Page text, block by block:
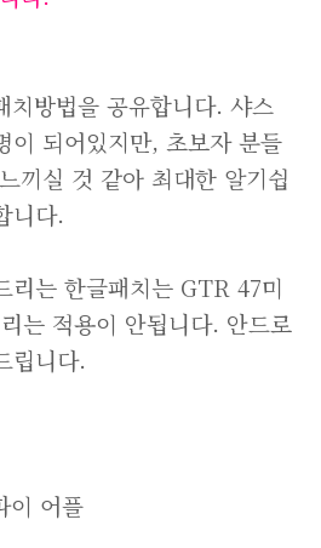
방법을 공유합니다. 샤스
이 되어있지만, 초보자 분들
끼실 것 같아 최대한 알기쉽
니다.
리는 한글패치는 GTR 47미
는 적용이 안됩니다. 안드로
립니다.
이 어플